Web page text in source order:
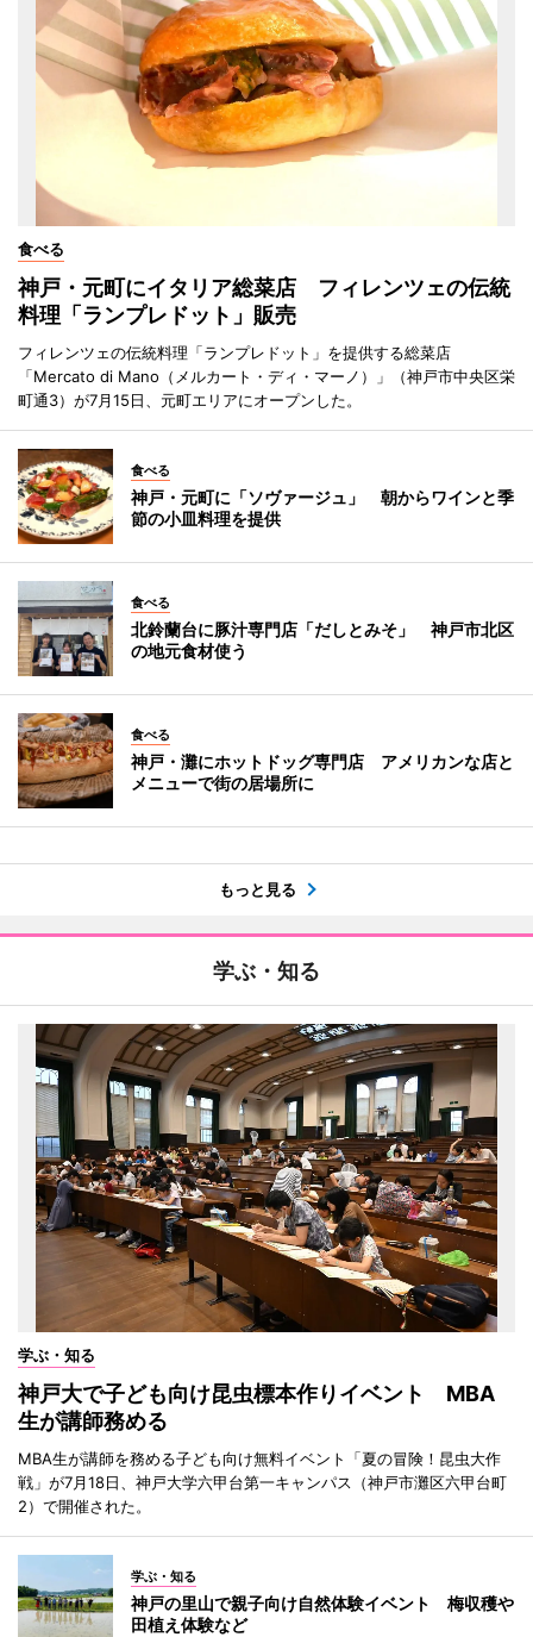
食べる
神戸・元町にイタリア総菜店 フィレンツェの伝統
料理「ランプレドット」販売
フィレンツェの伝統料理「ランプレドット」を提供する総菜店
「Mercato di Mano（メルカート・ディ・マーノ）」（神戸市中央区栄
町通3）が7月15日、元町エリアにオープンした。
食べる
神戸・元町に「ソヴァージュ」 朝からワインと季
節の小皿料理を提供
食べる
北鈴蘭台に豚汁専門店「だしとみそ」 神戸市北区
の地元食材使う
食べる
神戸・灘にホットドッグ専門店 アメリカンな店と
メニューで街の居場所に
もっと見る
学ぶ・知る
学ぶ・知る
神戸大で子ども向け昆虫標本作りイベント MBA
生が講師務める
MBA生が講師を務める子ども向け無料イベント「夏の冒険！昆虫大作
戦」が7月18日、神戸大学六甲台第一キャンパス（神戸市灘区六甲台町
2）で開催された。
学ぶ・知る
神戸の里山で親子向け自然体験イベント 梅収穫や
田植え体験など